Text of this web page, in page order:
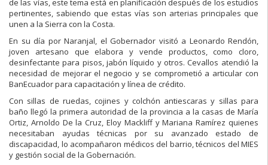
de las vías, este tema está en planificación después de los estudios
pertinentes, sabiendo que estas vías son arterias principales que
unen a la Sierra con la Costa.
En su día por Naranjal, el Gobernador visitó a Leonardo Rendón,
joven artesano que elabora y vende productos, como cloro,
desinfectante para pisos, jabón líquido y otros. Cevallos atendió la
necesidad de mejorar el negocio y se comprometió a articular con
BanEcuador para capacitación y línea de crédito.
Con sillas de ruedas, cojines y colchón antiescaras y sillas para
baño llegó la primera autoridad de la provincia a la casas de María
Ortiz, Arnoldo De la Cruz, Eloy Mackliff y Mariana Ramírez quienes
necesitaban ayudas técnicas por su avanzado estado de
discapacidad, lo acompañaron médicos del barrio, técnicos del MIES
y gestión social de la Gobernación.